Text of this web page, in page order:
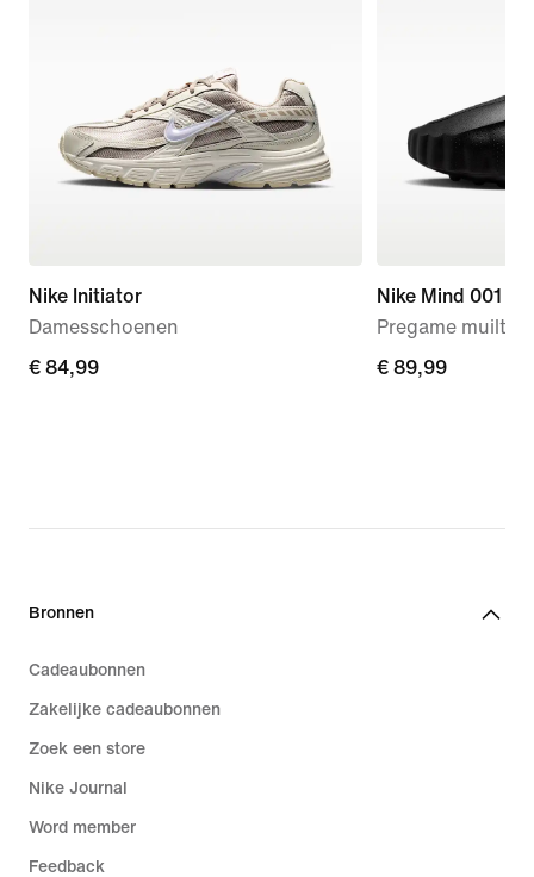
Nike Initiator
Damesschoenen
€ 84,99
€ 84,99
Nike Mind 001
Pregame
€ 89,99
€ 89,99
Bronnen
Cadeaubonnen
Zakelijke cadeaubonnen
Zoek een store
Nike Journal
Word member
Feedback